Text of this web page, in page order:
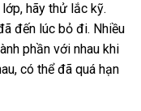
hãy thử lắc kỹ.
đến lúc bỏ đi. Nhiều
phần với nhau khi
có thể đã quá hạn